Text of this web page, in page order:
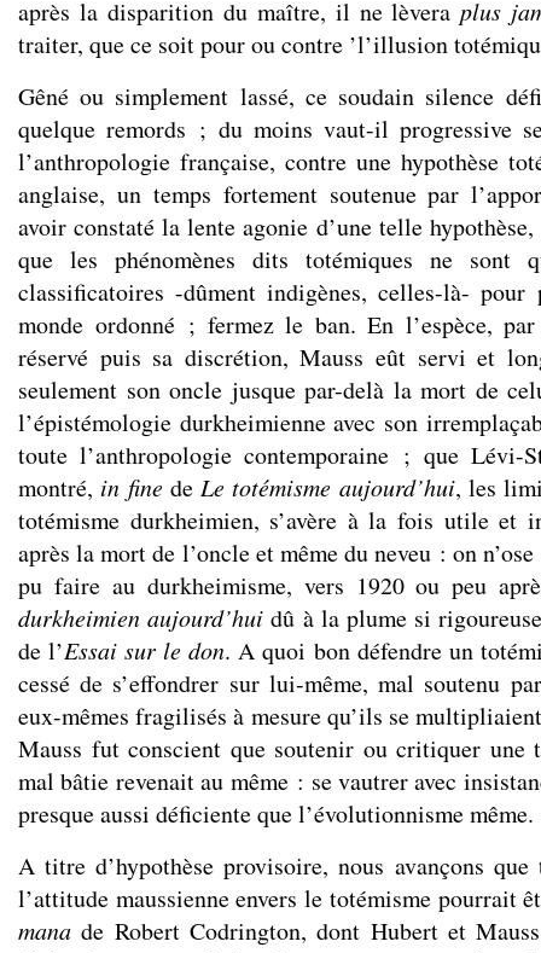
après la disparition du maître, il ne lèveraplus
traiter, que ce soit pour ou contre ’l’illusion
Gêné ou simplement lassé, ce soudain silence
quelque remords ; du moins vaut-il progressive
l’anthropologie française, contre une hypothèse
anglaise, un temps fortement soutenue par
avoir constaté la lente agonie d’une telle
que les phénomènes dits totémiques ne sont
classificatoires -dûment indigènes, celles-là-
monde ordonné ; fermez le ban. En l’espèce, par
réservé puis sa discrétion, Mauss eût servi et
seulement son oncle jusque par-delà la mort de
l’épistémologie durkheimienne avec son
toute l’anthropologie contemporaine ; que Lévi-
montré, in finedeLe totémisme aujourd’hui, les
totémisme durkheimien, s’avère à la fois utile et
après la mort de l’oncle et même du neveu : on
pu faire au durkheimisme, vers 1920 ou peu
durkheimien aujourd’hui dû à la plume si
de l’Essai sur le don. A quoi bon défendre un
cessé de s’effondrer sur lui-même, mal soutenu
eux-mêmes fragilisés à mesure qu’ils se
Mauss fut conscient que soutenir ou critiquer une
mal bâtie revenait au même : se vautrer avec
presque aussi déficiente que l’évolutionnisme même.
A titre d’hypothèse provisoire, nous avançons
l’attitude maussienne envers le totémisme pourrait
mana de Robert Codrington, dont Hubert et